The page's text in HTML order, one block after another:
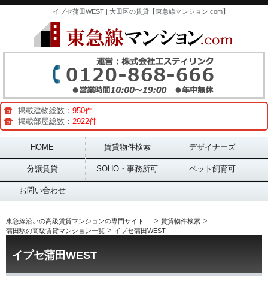
イプセ蒲田WEST | 大田区の賃貸【東急線マンション.com】
掲載建物総数： 950件
掲載部屋総数： 2922件
Main menu
HOME 賃貸物件検索 デザイナーズ
分譲賃貸 SOHO・事務所可 ペット飼育可
お問い合わせ
東急線沿いの高級賃貸マンションの専門サイト > 賃貸物件検索 >
蒲田駅の高級賃貸マンション一覧 > イプセ蒲田WEST
イプセ蒲田WEST